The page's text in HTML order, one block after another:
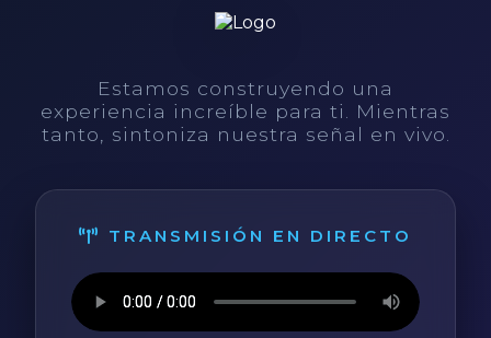
Estamos construyendo una
experiencia increíble para ti. Mientras
tanto, sintoniza nuestra señal en vivo.
TRANSMISIÓN EN DIRECTO